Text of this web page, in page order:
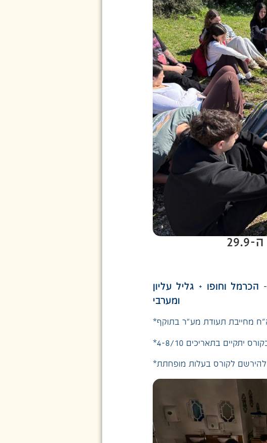
הכרמל וחופו + גליל עליון
ומערבי
מחייבת תעודת מע"ר בתוקף
להירשם לקורס בעלות מופחתת